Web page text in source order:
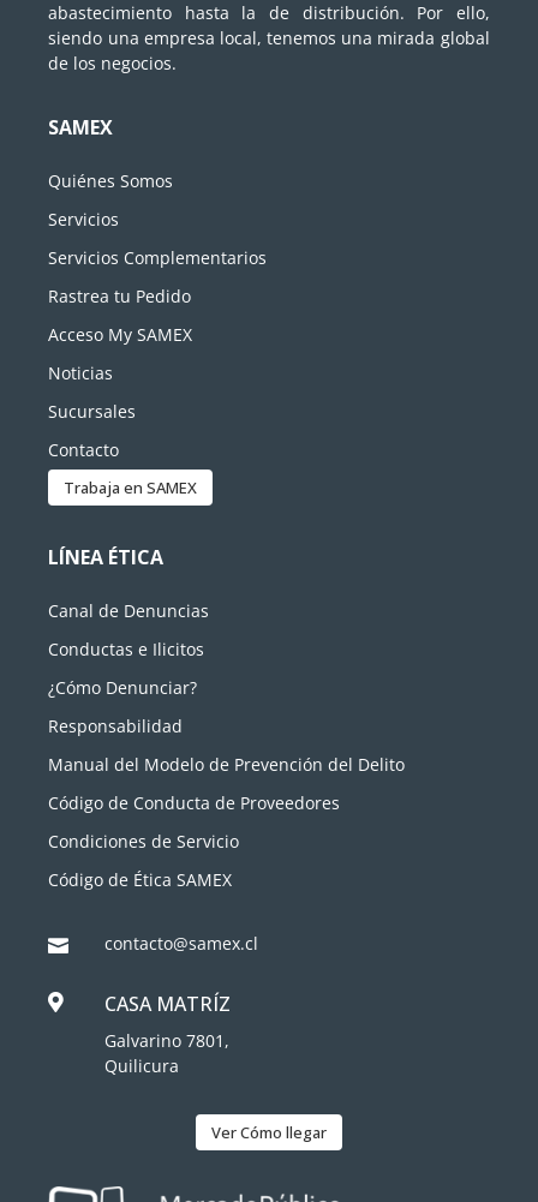
abastecimiento hasta la de distribución. Por ello,
siendo una empresa local, tenemos una mirada global
de los negocios.
SAMEX
Quiénes Somos
Servicios
Servicios Complementarios
Rastrea tu Pedido
Acceso My SAMEX
Noticias
Sucursales
Contacto
Trabaja en SAMEX
LÍNEA ÉTICA
Canal de Denuncias
Conductas e Ilicitos
¿Cómo Denunciar?
Responsabilidad
Manual del Modelo de Prevención del Delito
Código de Conducta de Proveedores
Condiciones de Servicio
Código de Ética SAMEX
 contacto@samex.cl
 CASA MATRÍZ
Galvarino 7801,
Quilicura
Ver Cómo llegar